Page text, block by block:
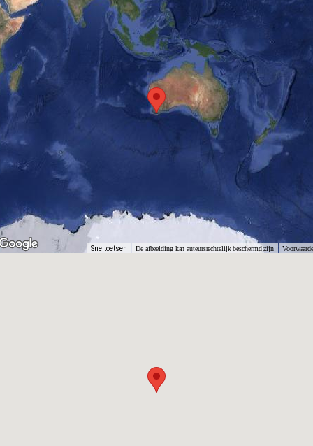
Sneltoetsen De afbeelding kan auteursrechtelijk beschermd zijn